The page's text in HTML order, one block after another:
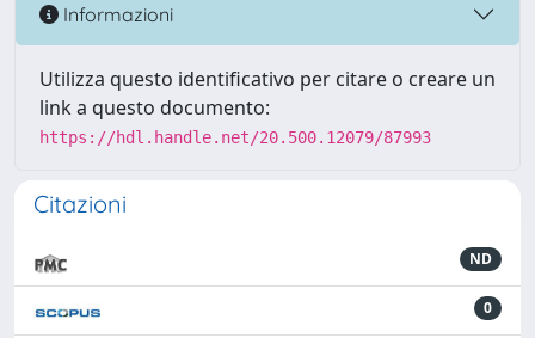
Informazioni
Utilizza questo identificativo per citare o creare un
link a questo documento:
https://hdl.handle.net/20.500.12079/87993
Citazioni
ND
0